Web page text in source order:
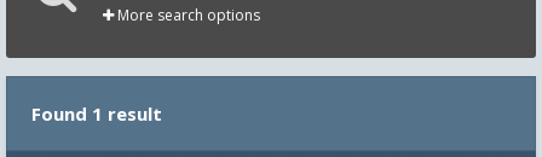
More search options
Found 1 result